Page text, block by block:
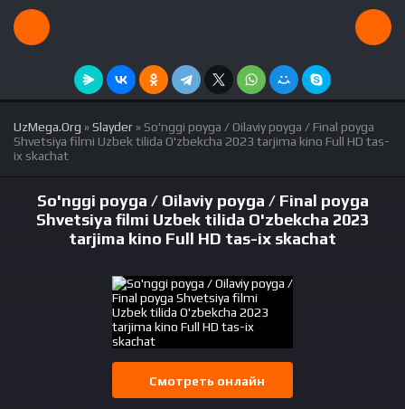
UzMega.Org »Slayder » So'nggi poyga / Oilaviy poyga / Final poyga
Shvetsiya filmi Uzbek tilida O'zbekcha 2023 tarjima kino Full HD tas-
ix skachat
So'nggi poyga / Oilaviy poyga / Final poyga
Shvetsiya filmi Uzbek tilida O'zbekcha 2023
tarjima kino Full HD tas-ix skachat
Смотреть онлайн